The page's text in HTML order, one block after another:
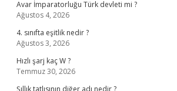
Avar İmparatorluğu Türk devleti mi ?
Ağustos 4, 2026
4. sınıfta eşitlik nedir ?
Ağustos 3, 2026
Hızlı şarj kaç W ?
Temmuz 30, 2026
Şıllık tatlısının diğer adı nedir ?